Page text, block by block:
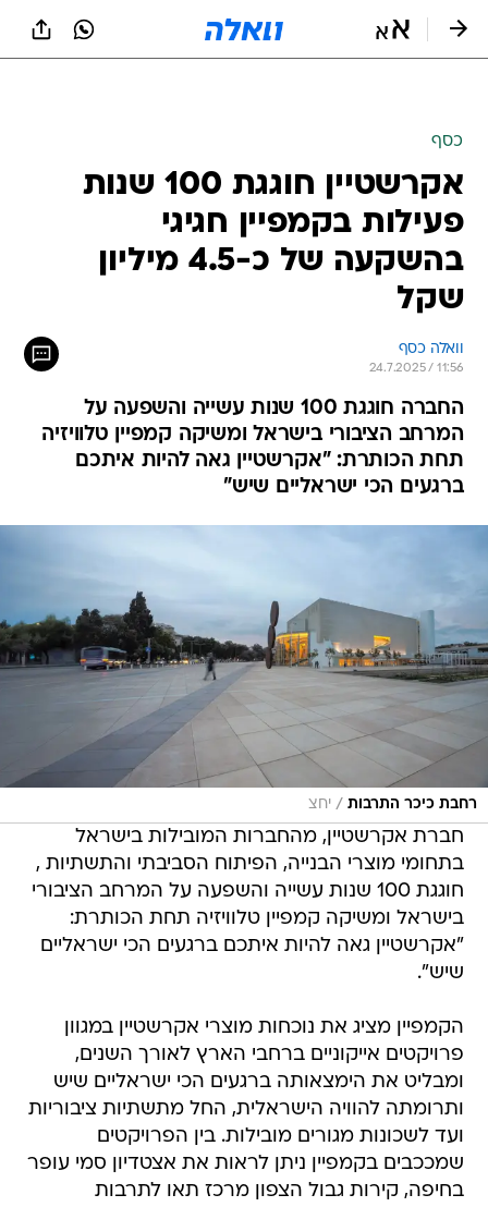
כסף
אקרשטיין חוגגת 100 שנות
פעילות בקמפיין חגיגי
בהשקעה של כ-4.5 מיליון
שקל
וואלה כסף
24.7.2025 / 11:56
החברה חוגגת 100 שנות עשייה והשפעה על
המרחב הציבורי בישראל ומשיקה קמפיין טלוויזיה
תחת הכותרת: "אקרשטיין גאה להיות איתכם
ברגעים הכי ישראליים שיש"
רחבת כיכר התרבות / יחצ
חברת אקרשטיין, מהחברות המובילות בישראל
בתחומי מוצרי הבנייה, הפיתוח הסביבתי והתשתיות ,
חוגגת 100 שנות עשייה והשפעה על המרחב הציבורי
בישראל ומשיקה קמפיין טלוויזיה תחת הכותרת:
"אקרשטיין גאה להיות איתכם ברגעים הכי ישראליים
שיש".
הקמפיין מציג את נוכחות מוצרי אקרשטיין במגוון
פרויקטים אייקוניים ברחבי הארץ לאורך השנים,
ומבליט את הימצאותה ברגעים הכי ישראליים שיש
ותרומתה להוויה הישראלית, החל מתשתיות ציבוריות
ועד לשכונות מגורים מובילות. בין הפרויקטים
שמככבים בקמפיין ניתן לראות את אצטדיון סמי עופר
בחיפה, קירות גבול הצפון מרכז תאו לתרבות